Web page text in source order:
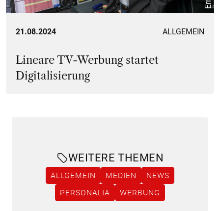
21.08.2024 ALLGEMEIN
Lineare TV-Werbung startet
Digitalisierung
WEITERE THEMEN
ALLGEMEIN MEDIEN
NEWS
PERSONALIA
WERBUNG